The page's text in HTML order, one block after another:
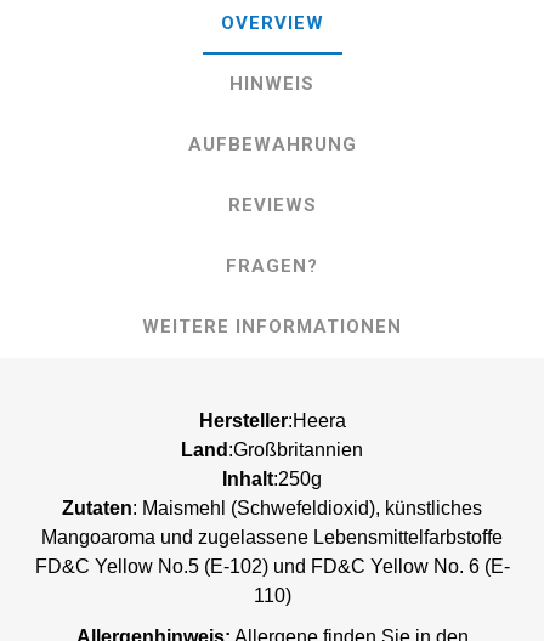
OVERVIEW
HINWEIS
AUFBEWAHRUNG
REVIEWS
FRAGEN?
WEITERE INFORMATIONEN
Hersteller:Heera
Land :Großbritannien
Inhalt:250g
Zutaten: Maismehl (Schwefeldioxid), künstliches
Mangoaroma und zugelassene Lebensmittelfarbstoffe
FD&C Yellow No.5 (E-102) und FD&C Yellow No. 6 (E-
110)
Allergenhinweis: Allergene finden Sie in den